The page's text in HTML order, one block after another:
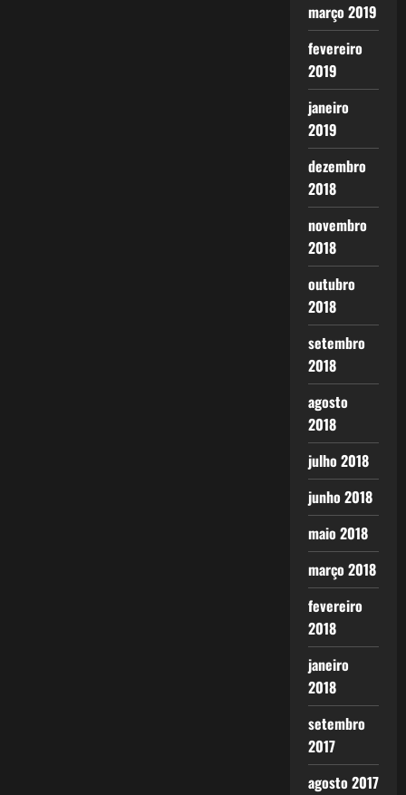
março 2019
fevereiro
2019
janeiro
2019
dezembro
2018
novembro
2018
outubro
2018
setembro
2018
agosto
2018
julho 2018
junho 2018
maio 2018
março 2018
fevereiro
2018
janeiro
2018
setembro
2017
agosto 2017